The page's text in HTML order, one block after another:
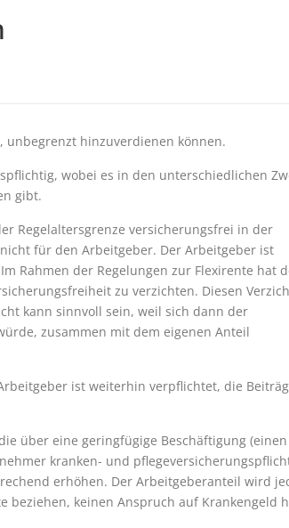
unbegrenzt hinzuverdienen können.
wobei es in den unterschiedlichen
gibt.
Regelaltersgrenze versicherungsfrei in der
für den Arbeitgeber. Der Arbeitgeber ist
Rahmen der Regelungen zur Flexirente hat
zu verzichten. Diesen
kann sinnvoll sein, weil sich dann der
zusammen mit dem eigenen Anteil
ist weiterhin verpflichtet, die
über eine geringfügige Beschäftigung
kranken- und
erhöhen. Der Arbeitgeberanteil wird
beziehen, keinen Anspruch auf Krankengeld